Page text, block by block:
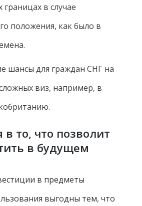
в случае
положения, как было в
шансы для граждан СНГ на
виз, например, в
в то, что позволит
в будущем
в предметы
выгодны тем, что